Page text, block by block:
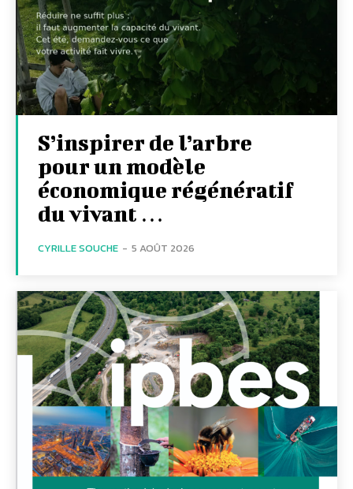
S’inspirer de l’arbre
pour un modèle
économique régénératif
du vivant …
CYRILLE SOUCHE - 5 AOÛT 2026